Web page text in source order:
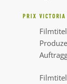
PRIX
Filmtitel
Filmtitel